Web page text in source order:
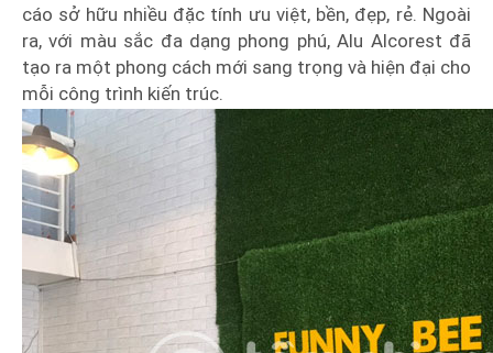
cáo sở hữu nhiều đặc tính ưu việt, bền, đẹp, rẻ. Ngoài
ra, với màu sắc đa dạng phong phú, Alu Alcorest đã
tạo ra một phong cách mới sang trọng và hiện đại cho
mỗi công trình kiến trúc.